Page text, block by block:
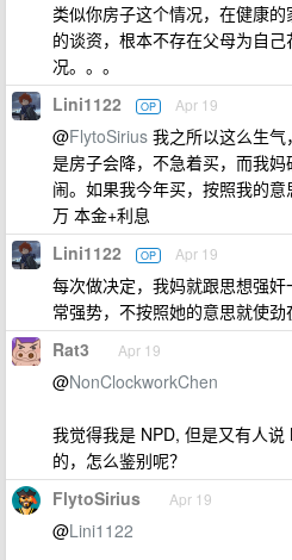
类似你房子这个情况，在健康
的谈资，根本不存在父母为自
况。。。
Lini1122 OP Apr 19
@FlytoSirius 我之所以这么生
是房子会降，不急着买，而我
闹。如果我今年买，按照我的
万 本金+利息
Lini1122 OP Apr 19
每次做决定，我妈就跟思想强
常强势，不按照她的意思就使
Rat3 Apr 19
@NonClockworkChen
我觉得我是 NPD, 但是又有人
的，怎么鉴别呢？
FlytoSirius Apr 19
@Lini1122